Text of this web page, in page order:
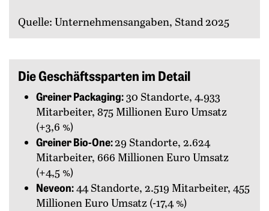
Quelle: Unternehmensangaben, Stand 2025
Die Geschäftssparten im Detail
Greiner Packaging:30 Standorte, 4.933
Mitarbeiter, 875 Millionen Euro Umsatz
(+3,6 %)
Greiner Bio-One:29 Standorte, 2.624
Mitarbeiter, 666 Millionen Euro Umsatz
(+4,5 %)
Neveon:44 Standorte, 2.519 Mitarbeiter, 455
Millionen Euro Umsatz (-17,4 %)